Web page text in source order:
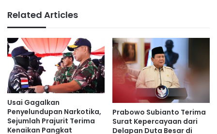
Related Articles
Usai Gagalkan
Penyelundupan Narkotika,
Sejumlah Prajurit Terima
Kenaikan Pangkat
Prabowo Subianto Terima
Surat Kepercayaan dari
Delapan Duta Besar di